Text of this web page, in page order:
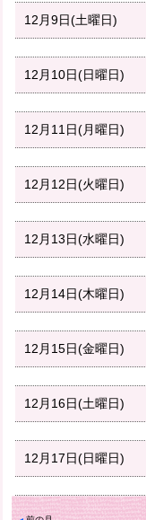
12月9日(土曜日)
12月10日(日曜日)
12月11日(月曜日)
12月12日(火曜日)
12月13日(水曜日)
12月14日(木曜日)
12月15日(金曜日)
12月16日(土曜日)
12月17日(日曜日)